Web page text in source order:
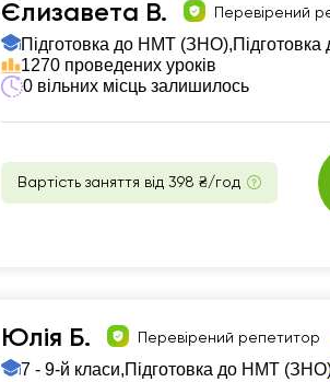
Єлизавета В. Перевірений
Підготовка до НМТ (ЗНО),
1270 проведених уроків
0 вільних місць залишилось
Вартість заняття від 398 ₴/год
Юлія Б. Перевірений репетитор
7 - 9-й класи,Підготовка до НМТ